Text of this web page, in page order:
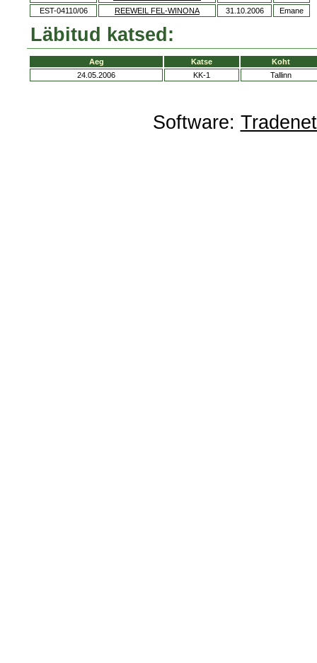
EST-04110/06
REEWEIL FEL-WINONA 31.10.2006 Emane
Läbitud katsed:
Aeg Katse
Koht
24.05.2006
KK-1 Tallinn
Software: